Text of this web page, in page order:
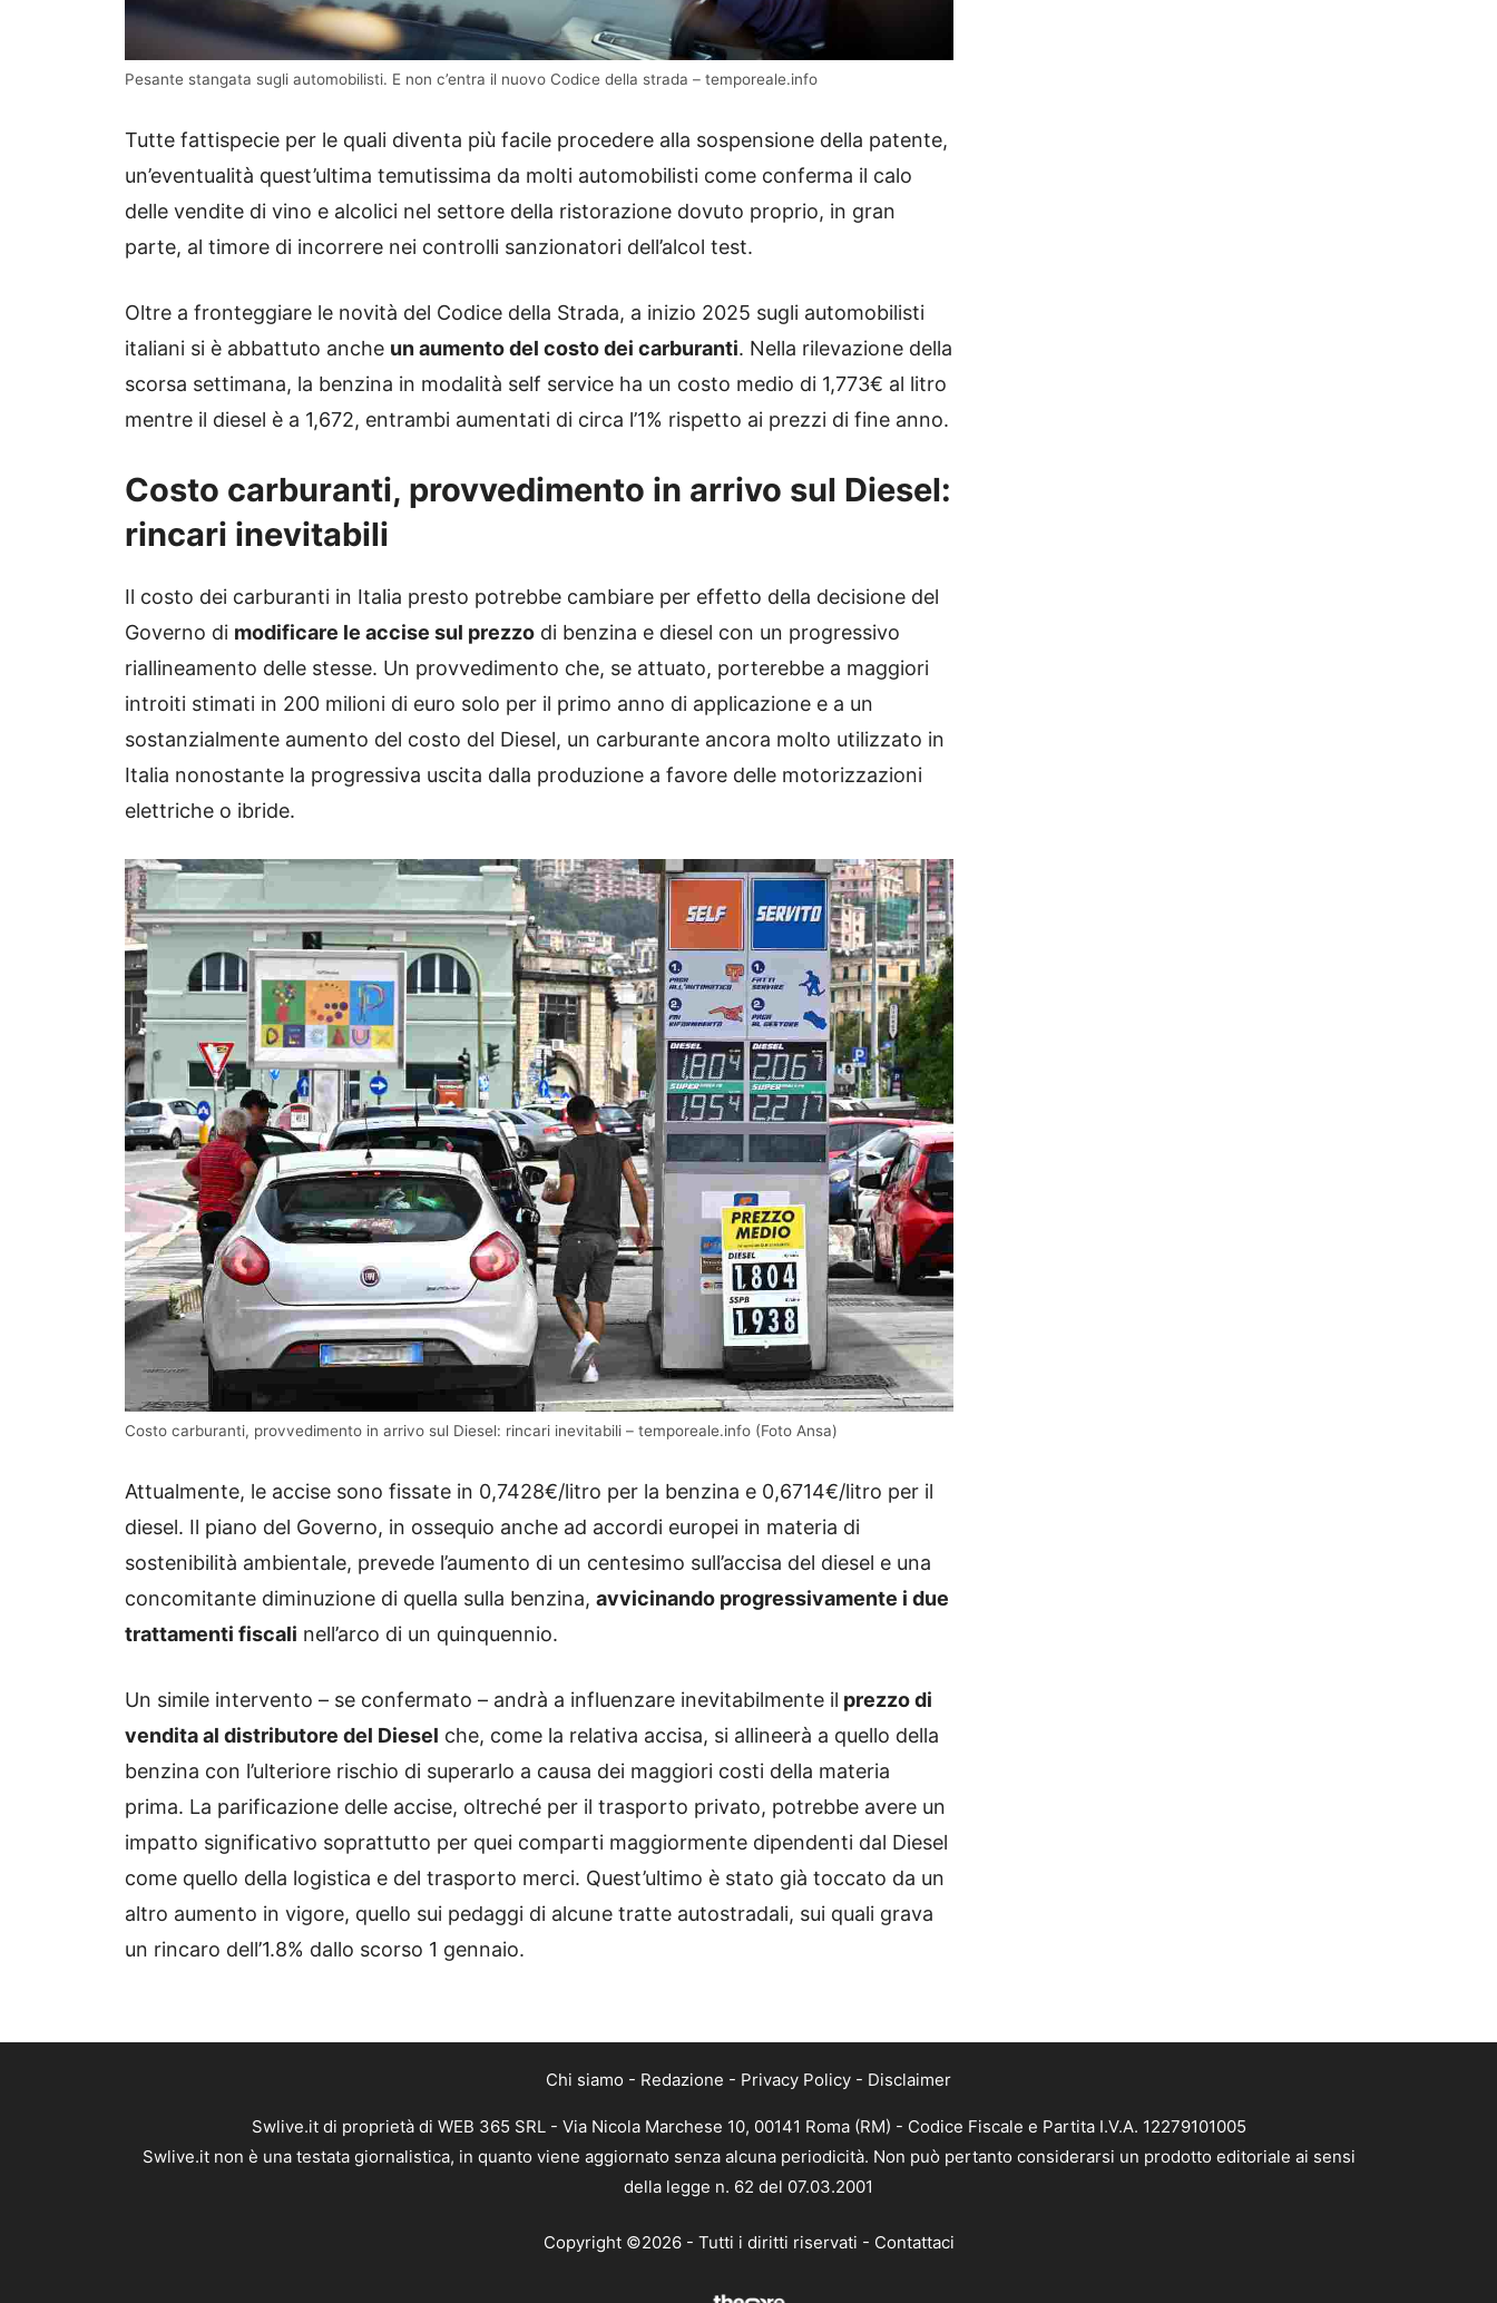
Pesante stangata sugli automobilisti. E non c’entra il nuovo Codice della strada – temporeale.info
Tutte fattispecie per le quali diventa più facile procedere alla sospensione della patente,
un’eventualità quest’ultima temutissima da molti automobilisti come conferma il calo
delle vendite di vino e alcolici nel settore della ristorazione dovuto proprio, in gran
parte, al timore di incorrere nei controlli sanzionatori dell’alcol test.
Oltre a fronteggiare le novità del Codice della Strada, a inizio 2025 sugli automobilisti
italiani si è abbattuto anche un aumento del costo dei carburanti. Nella rilevazione della
scorsa settimana, la benzina in modalità self service ha un costo medio di 1,773€ al litro
mentre il diesel è a 1,672, entrambi aumentati di circa l’1% rispetto ai prezzi di fine anno.
Costo carburanti, provvedimento in arrivo sul Diesel:
rincari inevitabili
Il costo dei carburanti in Italia presto potrebbe cambiare per effetto della decisione del
Governo di modificare le accise sul prezzo di benzina e diesel con un progressivo
riallineamento delle stesse. Un provvedimento che, se attuato, porterebbe a maggiori
introiti stimati in 200 milioni di euro solo per il primo anno di applicazione e a un
sostanzialmente aumento del costo del Diesel, un carburante ancora molto utilizzato in
Italia nonostante la progressiva uscita dalla produzione a favore delle motorizzazioni
elettriche o ibride.
Costo carburanti, provvedimento in arrivo sul Diesel: rincari inevitabili – temporeale.info (Foto Ansa)
Attualmente, le accise sono fissate in 0,7428€/litro per la benzina e 0,6714€/litro per il
diesel. Il piano del Governo, in ossequio anche ad accordi europei in materia di
sostenibilità ambientale, prevede l’aumento di un centesimo sull’accisa del diesel e una
concomitante diminuzione di quella sulla benzina, avvicinando progressivamente i due
trattamenti fiscali nell’arco di un quinquennio.
Un simile intervento – se confermato – andrà a influenzare inevitabilmente il prezzo di
vendita al distributore del Diesel che, come la relativa accisa, si allineerà a quello della
benzina con l’ulteriore rischio di superarlo a causa dei maggiori costi della materia
prima. La parificazione delle accise, oltreché per il trasporto privato, potrebbe avere un
impatto significativo soprattutto per quei comparti maggiormente dipendenti dal Diesel
come quello della logistica e del trasporto merci. Quest’ultimo è stato già toccato da un
altro aumento in vigore, quello sui pedaggi di alcune tratte autostradali, sui quali grava
un rincaro dell’1.8% dallo scorso 1 gennaio.
Chi siamo - Redazione - Privacy Policy - Disclaimer
Swlive.it di proprietà di WEB 365 SRL - Via Nicola Marchese 10, 00141 Roma (RM) - Codice Fiscale e Partita I.V.A. 12279101005
Swlive.it non è una testata giornalistica, in quanto viene aggiornato senza alcuna periodicità. Non può pertanto considerarsi un prodotto editoriale ai sensi
della legge n. 62 del 07.03.2001
Copyright ©2026 - Tutti i diritti riservati - Contattaci